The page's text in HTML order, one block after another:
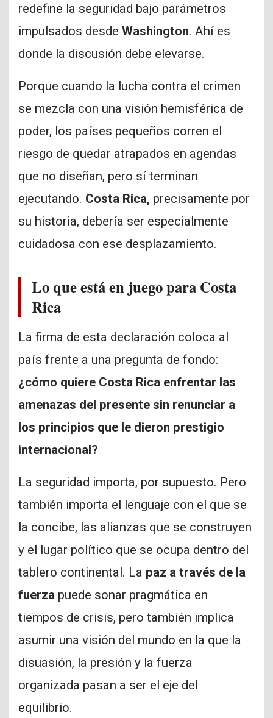
redefine la seguridad bajo parámetros
impulsados desde Washington. Ahí es
donde la discusión debe elevarse.
Porque cuando la lucha contra el crimen
se mezcla con una visión hemisférica de
poder, los países pequeños corren el
riesgo de quedar atrapados en agendas
que no diseñan, pero sí terminan
ejecutando. Costa Rica, precisamente por
su historia, debería ser especialmente
cuidadosa con ese desplazamiento.
Lo que está en juego para Costa
Rica
La firma de esta declaración coloca al
país frente a una pregunta de fondo:
¿cómo quiere Costa Rica enfrentar las
amenazas del presente sin renunciar a
los principios que le dieron prestigio
internacional?
La seguridad importa, por supuesto. Pero
también importa el lenguaje con el que se
la concibe, las alianzas que se construyen
y el lugar político que se ocupa dentro del
tablero continental. La paz a través de la
fuerza puede sonar pragmática en
tiempos de crisis, pero también implica
asumir una visión del mundo en la que la
disuasión, la presión y la fuerza
organizada pasan a ser el eje del
equilibrio.